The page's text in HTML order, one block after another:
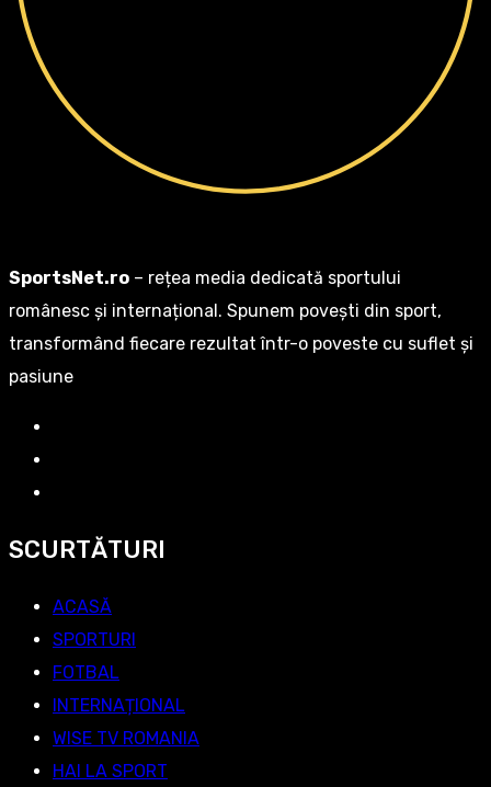
SportsNet.ro – rețea media dedicată sportului
românesc și internațional. Spunem povești din sport,
transformând fiecare rezultat într-o poveste cu suflet și
pasiune
SCURTĂTURI
ACASĂ
SPORTURI
FOTBAL
INTERNAȚIONAL
WISE TV ROMANIA
HAI LA SPORT